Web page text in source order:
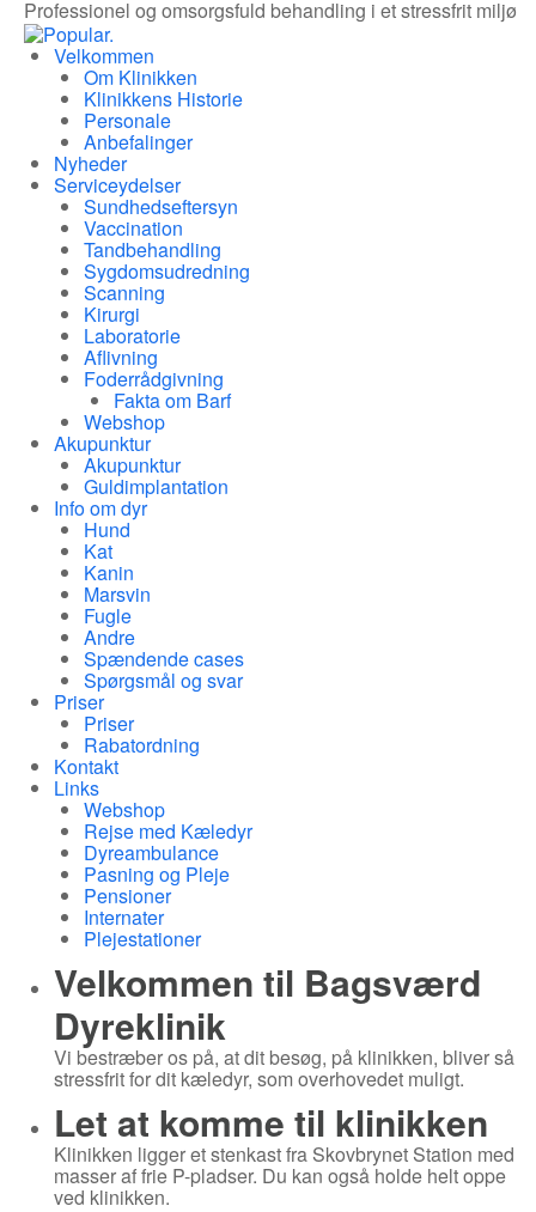
Professionel og omsorgsfuld behandling i et stressfrit miljø
Velkommen
Om Klinikken
Klinikkens Historie
Personale
Anbefalinger
Nyheder
Serviceydelser
Sundhedseftersyn
Vaccination
Tandbehandling
Sygdomsudredning
Scanning
Kirurgi
Laboratorie
Aflivning
Foderrådgivning
Fakta om Barf
Webshop
Akupunktur
Akupunktur
Guldimplantation
Info om dyr
Hund
Kat
Kanin
Marsvin
Fugle
Andre
Spændende cases
Spørgsmål og svar
Priser
Priser
Rabatordning
Kontakt
Links
Webshop
Rejse med Kæledyr
Dyreambulance
Pasning og Pleje
Pensioner
Internater
Plejestationer
Velkommen til Bagsværd
Dyreklinik
Vi bestræber os på, at dit besøg, på klinikken, bliver så
stressfrit for dit kæledyr, som overhovedet muligt.
Let at komme til klinikken
Klinikken ligger et stenkast fra Skovbrynet Station med
masser af frie P-pladser. Du kan også holde helt oppe
ved klinikken.